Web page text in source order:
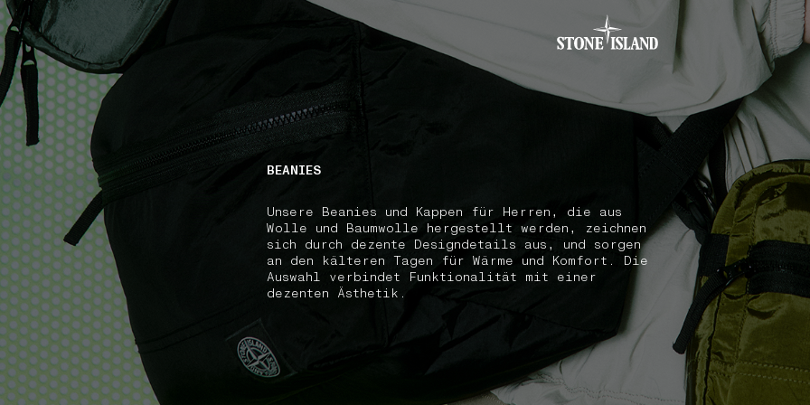
NAVIGATION.ARIA.GOTOMAINCONTENT
NAVIGATION.ARIA.GOTOFOOTER
BEANIES
Unsere Beanies und Kappen für Herren, die aus
Wolle und Baumwolle hergestellt werden, zeichnen
sich durch dezente Designdetails aus, und sorgen
an den kälteren Tagen für Wärme und Komfort. Die
Auswahl verbindet Funktionalität mit einer
dezenten Ästhetik.